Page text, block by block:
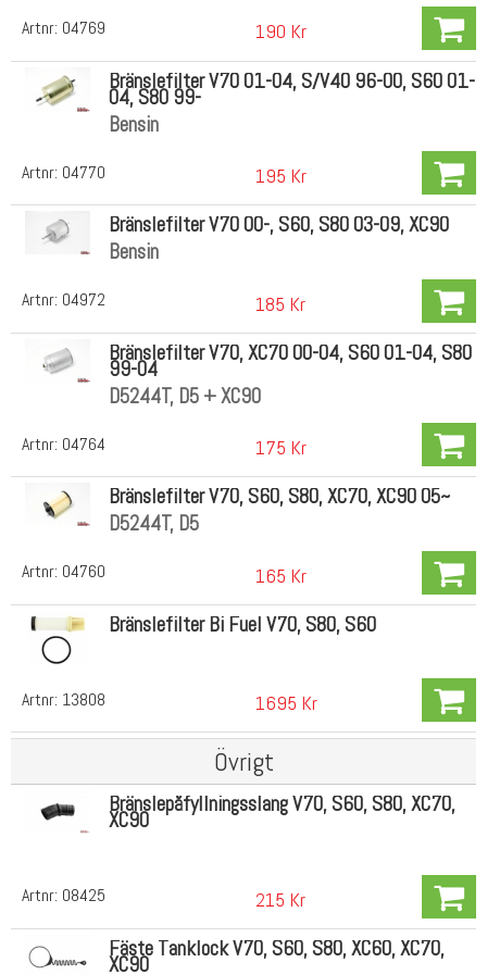
Artnr: 04769 190 Kr
Artnr: 04770
Bränslefilter V70 01-04, S/V40 96-00, S60 01-
04, S80 99-
Bensin
195 Kr
Artnr: 04972
Bränslefilter V70 00-, S60, S80 03-09, XC90
Bensin
185 Kr
Artnr: 04764
Bränslefilter V70, XC70 00-04, S60 01-04, S80
99-04
D5244T, D5 + XC90
175 Kr
Artnr: 04760
Bränslefilter V70, S60, S80, XC70, XC90 05~
D5244T, D5
165 Kr
Artnr: 13808
Bränslefilter Bi Fuel V70, S80, S60
1695 Kr
Övrigt
Artnr: 08425
Bränslepåfyllningsslang V70, S60, S80, XC70,
XC90
215 Kr
Fäste Tanklock V70, S60, S80, XC60, XC70,
XC90